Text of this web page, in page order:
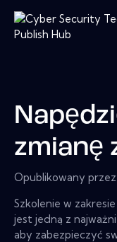
zmianę
Opublikowany przez:
Szkolenie w
jest jedną z
aby zabezpieczyć